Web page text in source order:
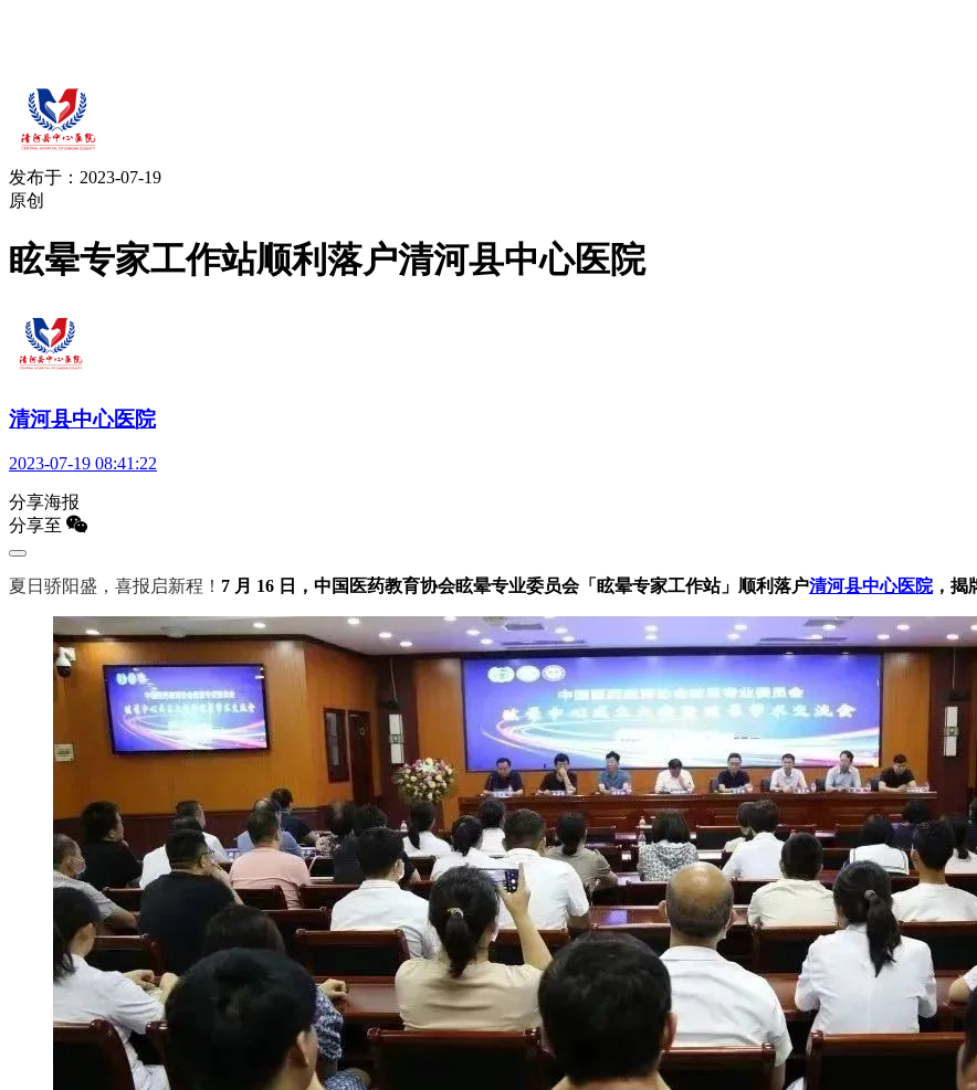
发布于：2023-07-19
原创
眩晕专家工作站顺利落户清河县中心医院
清河县中心医院
2023-07-19 08:41:22
分享海报
分享至
夏日骄阳盛，喜报启新程！ 7 月 16 日，中国医药教育协会眩晕专业委员会「眩晕专家工作站」顺利落户清河县中心医院，揭